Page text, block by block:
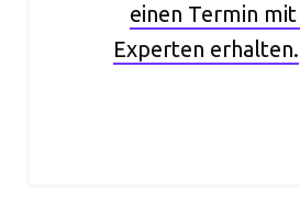
einen Termin
Experten erhalten.